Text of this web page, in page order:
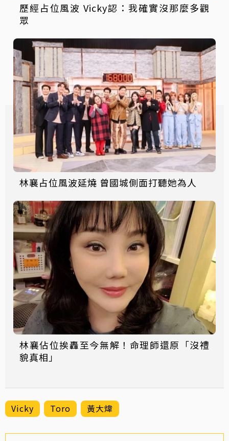
歷經占位風波 Vicky認：我確實沒那麼多觀
眾
林襄占位風波延燒 曾國城側面打聽她為人
林襄佔位挨轟至今無解！命理師還原「沒禮
貌真相」
Vicky Toro 黃大煒